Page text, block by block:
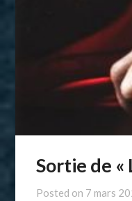
Sortie de «
Posted on 7 mars